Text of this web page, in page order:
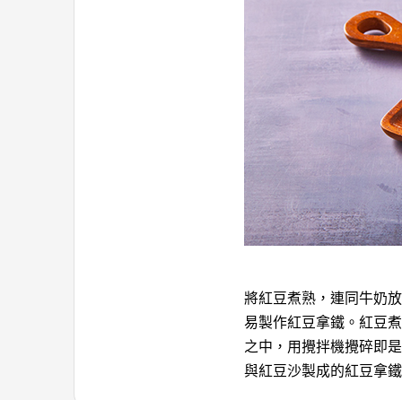
將紅豆煮熟，連同牛奶
易製作紅豆拿鐵。紅豆
之中，用攪拌機攪碎即
與紅豆沙製成的紅豆拿